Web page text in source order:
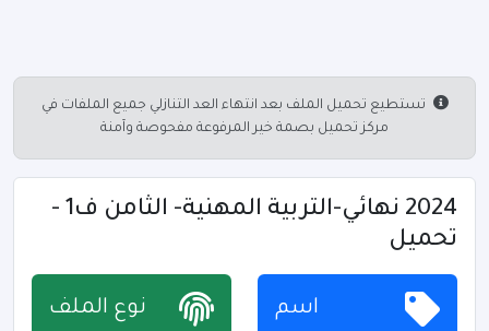
تستطيع تحميل الملف بعد انتهاء العد التنازلي جميع الملفات في
مركز تحميل بصمة خير المرفوعة مفحوصة وآمنة
2024 نهائي-التربية المهنية- الثامن ف1 -
تحميل
اسم
نوع الملف